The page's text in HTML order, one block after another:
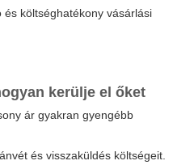
költséghatékony vásárlási
kerülje el őket
ár gyakran gyengébb
és visszaküldés költségeit.